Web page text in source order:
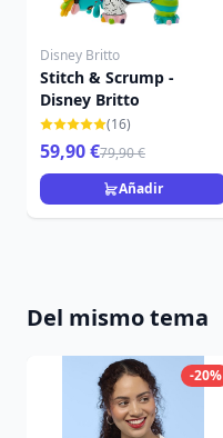
Disney Britto
Stitch & Scrump -
Disney Britto
(16)
59,90 €79,90 €
Añadir
Del mismo tema
-20%